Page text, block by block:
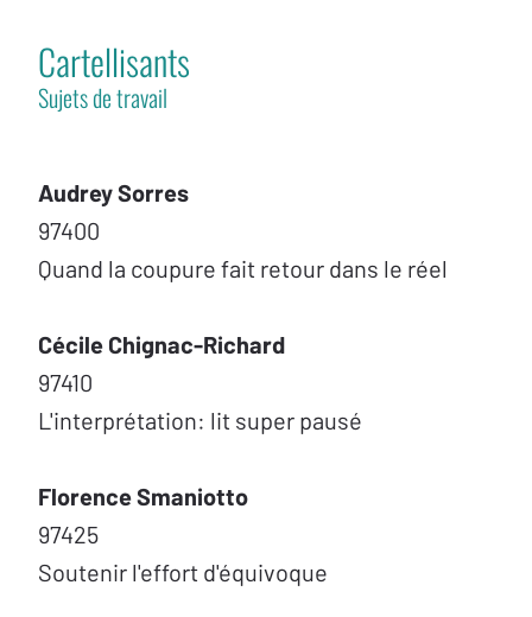
Cartellisants
Sujets de travail
Audrey Sorres
97400
Quand la coupure fait retour dans le réel
Cécile Chignac-Richard
97410
L'interprétation: lit super pausé
Florence Smaniotto
97425
Soutenir l'effort d'équivoque